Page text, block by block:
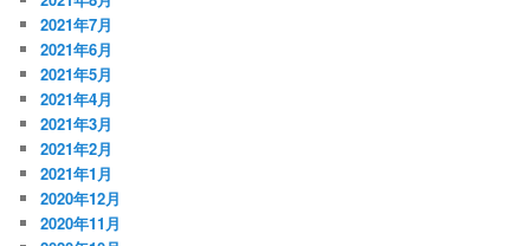
2021年7月
2021年6月
2021年5月
2021年4月
2021年3月
2021年2月
2021年1月
2020年12月
2020年11月